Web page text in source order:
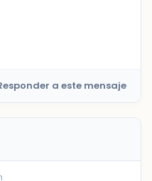
a este mensaje